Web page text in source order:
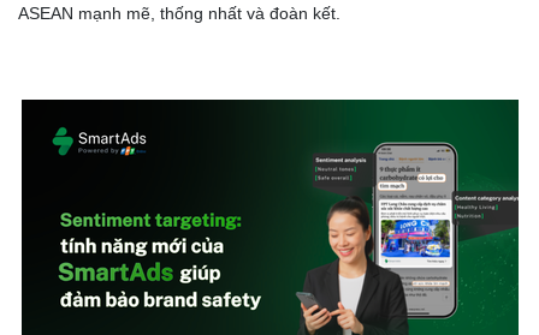
ASEAN mạnh mẽ, thống nhất và đoàn kết.